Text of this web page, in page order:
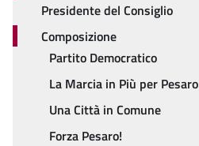
Presidente del Consiglio
Composizione
Partito Democratico
La Marcia in Più per Pesaro
Una Città in Comune
Forza Pesaro!